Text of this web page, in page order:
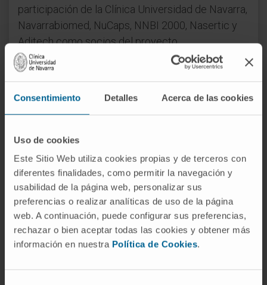
Consentimiento Detalles Acerca de las cookies
Uso de cookies
Este Sitio Web utiliza cookies propias y de terceros con
diferentes finalidades, como permitir la navegación y
usabilidad de la página web, personalizar sus
preferencias o realizar analíticas de uso de la página
web. A continuación, puede configurar sus preferencias,
rechazar o bien aceptar todas las cookies y obtener más
información en nuestra Política de Cookies.
participación de la Clínica Universidad de Navarra,
Navarrabiomed, NuCaps, NNBI 2000, Nasertic y
Aditech como socios del proyecto.
Otro de los proyectos concedidos esBioDETOX
que está enfocado en la búsqueda de soluciones
biológicas innovadoras para la detección y
prevención de tóxicos, liderado por laDra.
la Clínica Universidad de Navarra, Navarrabiomed,
CNTA, Recombina Biotech, NNBI 2000 e Isanatur
Spain.
El tercer proyecto seleccionado es
REVOLUTION, que se centra en explotar la
riqueza estructural del ARN tanto para la
en cáncer de colon como para el desarrollo de